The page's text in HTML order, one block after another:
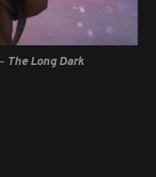
The Long Dark